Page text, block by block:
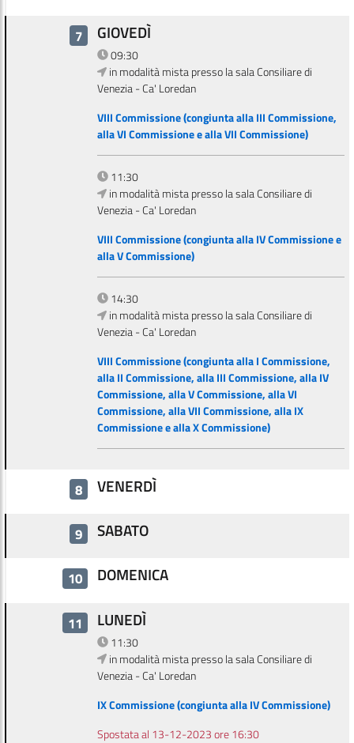
7 GIOVEDÌ
09:30
in modalità mista presso la sala Consiliare di
Venezia - Ca' Loredan
VIII Commissione (congiunta alla III Commissione,
alla VI Commissione e alla VII Commissione)
11:30
in modalità mista presso la sala Consiliare di
Venezia - Ca' Loredan
VIII Commissione (congiunta alla IV Commissione e
alla V Commissione)
14:30
in modalità mista presso la sala Consiliare di
Venezia - Ca' Loredan
VIII Commissione (congiunta alla I Commissione,
alla II Commissione, alla III Commissione, alla IV
Commissione, alla V Commissione, alla VI
Commissione, alla VII Commissione, alla IX
Commissione e alla X Commissione)
8 VENERDÌ
9 SABATO
10 DOMENICA
11 LUNEDÌ
11:30
in modalità mista presso la sala Consiliare di
Venezia - Ca' Loredan
IX Commissione (congiunta alla IV Commissione)
Spostata al 13-12-2023 ore 16:30